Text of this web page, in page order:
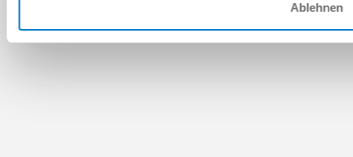
Ablehnen